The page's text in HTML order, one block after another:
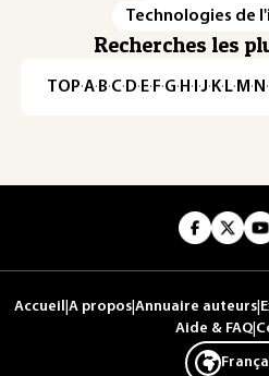
Technologies de
Recherches les
TOP·A·B·C· D· E· F·G· H · ·J· K· L· M · N ·
Accueil A propos Annuaire auteurs
Aide & FAQ|